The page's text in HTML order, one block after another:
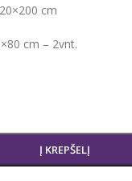
cm
cm – 2vnt.
Į KREPŠELĮ